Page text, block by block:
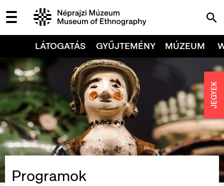
LÁTOGATÁS GYŰJTEMÉNY MÚZEUM
Programok
JEGYEK